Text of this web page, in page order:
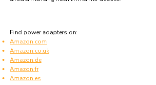
Find power adapters on:
Amazon.com
Amazon.co.uk
Amazon.de
Amazon.fr
Amazon.es